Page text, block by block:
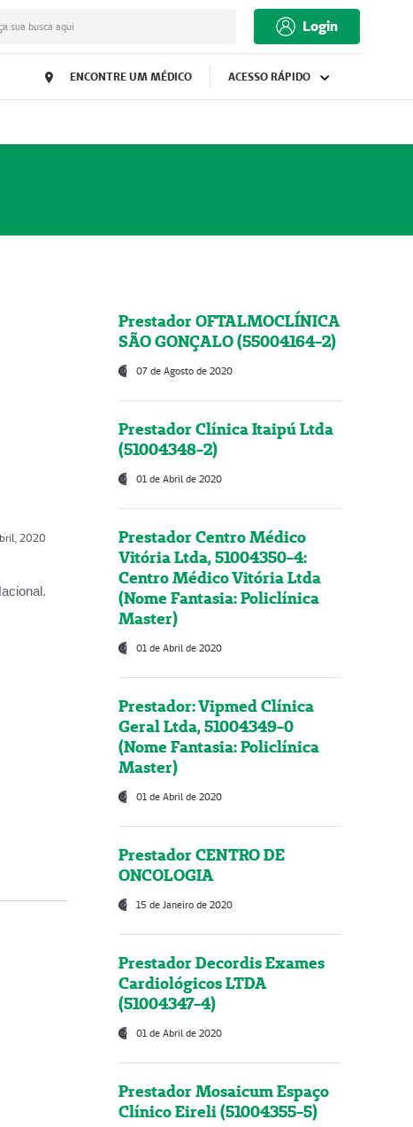
sua busca aqui Login
ENCONTRE UM MÉDICO ACESSO RÁPIDO
2020
Prestador OFTALMOCLÍNICA
SÃO GONÇALO (55004164-2)
07 de Agosto de 2020
Prestador Clínica Itaipú Ltda
(51004348-2)
01 de Abril de 2020
Prestador Centro Médico
Vitória Ltda, 51004350-4:
Centro Médico Vitória Ltda
(Nome Fantasia: Policlínica
Master)
01 de Abril de 2020
Prestador: Vipmed Clínica
Geral Ltda, 51004349-0
(Nome Fantasia: Policlínica
Master)
01 de Abril de 2020
Prestador CENTRO DE
ONCOLOGIA
15 de Janeiro de 2020
Prestador Decordis Exames
Cardiológicos LTDA
(51004347-4)
01 de Abril de 2020
Prestador Mosaicum Espaço
Clínico Eireli (51004355-5)